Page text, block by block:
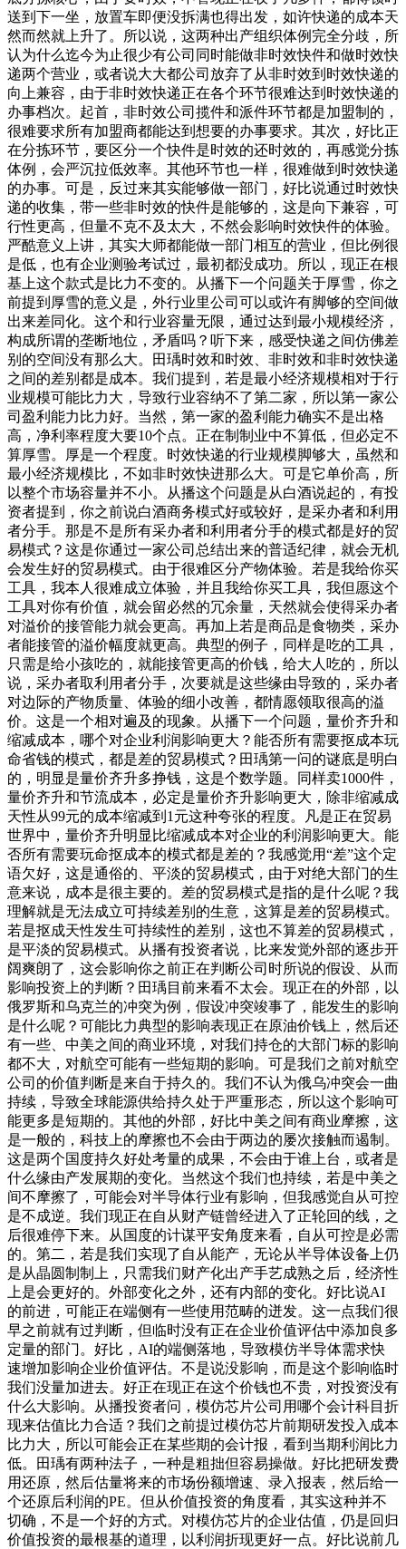
送到下一坐，放置车即便没拆满也得出发，如许快递的成本天
然而然就上升了。所以说，这两种出产组织体例完全分歧，所
认为什么迄今为止很少有公司同时能做非时效快件和做时效快
递两个营业，或者说大大都公司放弃了从非时效到时效快递的
向上兼容，由于非时效快递正在各个环节很难达到时效快递的
办事档次。起首，非时效公司揽件和派件环节都是加盟制的，
很难要求所有加盟商都能达到想要的办事要求。其次，好比正
在分拣环节，要区分一个快件是时效的还时效的，再感觉分拣
体例，会严沉拉低效率。其他环节也一样，很难做到时效快递
的办事。可是，反过来其实能够做一部门，好比说通过时效快
递的收集，带一些非时效的快件是能够的，这是向下兼容，可
行性更高，但量不克不及太大，不然会影响时效快件的体验。
严酷意义上讲，其实大师都能做一部门相互的营业，但比例很
是低，也有企业测验考试过，最初都没成功。所以，现正在根
基上这个款式是比力不变的。从播下一个问题关于厚雪，你之
前提到厚雪的意义是，外行业里公司可以或许有脚够的空间做
出来差同化。这个和行业容量无限，通过达到最小规模经济，
构成所谓的垄断地位，矛盾吗？听下来，感受快递之间仿佛差
别的空间没有那么大。田瑀时效和时效、非时效和非时效快递
之间的差别都是成本。我们提到，若是最小经济规模相对于行
业规模可能比力大，导致行业容纳不了第二家，所以第一家公
司盈利能力比力好。当然，第一家的盈利能力确实不是出格
高，净利率程度大要10个点。正在制制业中不算低，但必定不
算厚雪。厚是一个程度。时效快递的行业规模脚够大，虽然和
最小经济规模比，不如非时效快进那么大。可是它单价高，所
以整个市场容量并不小。从播这个问题是从白酒说起的，有投
资者提到，你之前说白酒商务模式好或较好，是采办者和利用
者分手。那是不是所有采办者和利用者分手的模式都是好的贸
易模式？这是你通过一家公司总结出来的普适纪律，就会无机
会发生好的贸易模式。由于很难区分产物体验。若是我给你买
工具，我本人很难成立体验，并且我给你买工具，我但愿这个
工具对你有价值，就会留必然的冗余量，天然就会使得采办者
对溢价的接管能力就会更高。再加上若是商品是食物类，采办
者能接管的溢价幅度就更高。典型的例子，同样是吃的工具，
只需是给小孩吃的，就能接管更高的价钱，给大人吃的，所以
说，采办者取利用者分手，次要就是这些缘由导致的，采办者
对边际的产物质量、体验的细小改善，都情愿领取很高的溢
价。这是一个相对遍及的现象。从播下一个问题，量价齐升和
缩减成本，哪个对企业利润影响更大？能否所有需要抠成本玩
命省钱的模式，都是差的贸易模式？田瑀第一问的谜底是明白
的，明显是量价齐升多挣钱，这是个数学题。同样卖1000件，
量价齐升和节流成本，必定是量价齐升影响更大，除非缩减成
天性从99元的成本缩减到1元这种夸张的程度。凡是正在贸易
世界中，量价齐升明显比缩减成本对企业的利润影响更大。能
否所有需要玩命抠成本的模式都是差的？我感觉用“差”这个定
语欠好，这是通俗的、平淡的贸易模式，由于对绝大部门的生
意来说，成本是很主要的。差的贸易模式是指的是什么呢？我
理解就是无法成立可持续差别的生意，这算是差的贸易模式。
若是抠成天性发生可持续性的差别，这也不算差的贸易模式，
是平淡的贸易模式。从播有投资者说，比来发觉外部的逐步开
阔爽朗了，这会影响你之前正在判断公司时所说的假设、从而
影响投资上的判断？田瑀目前来看不太会。现正在的外部，以
俄罗斯和乌克兰的冲突为例，假设冲突竣事了，能发生的影响
是什么呢？可能比力典型的影响表现正在原油价钱上，然后还
有一些、中美之间的商业环境，对我们持仓的大部门标的影响
都不大，对航空可能有一些短期的影响。可是我们之前对航空
公司的价值判断是来自于持久的。我们不认为俄乌冲突会一曲
持续，导致全球能源供给持久处于严重形态，所以这个影响可
能更多是短期的。其他的外部，好比中美之间有商业摩擦，这
是一般的，科技上的摩擦也不会由于两边的屡次接触而遏制。
这是两个国度持久好处考量的成果，不会由于谁上台，或者是
什么缘由产发展期的变化。当然这个我们也持续，若是中美之
间不摩擦了，可能会对半导体行业有影响，但我感觉自从可控
是不成逆。我们现正在自从财产链曾经进入了正轮回的线，之
后很难停下来。从国度的计谋平安角度来看，自从可控是必需
的。第二，若是我们实现了自从能产，无论从半导体设备上仍
是从晶圆制制上，只需我们财产化出产手艺成熟之后，经济性
上是会更好的。外部变化之外，还有内部的变化。好比说AI
的前进，可能正在端侧有一些使用范畴的迸发。这一点我们很
早之前就有过判断，但临时没有正在企业价值评估中添加良多
定量的部门。好比，AI的端侧落地，导致模仿半导体需求快
速增加影响企业价值评估。不是说没影响，而是这个影响临时
我们没量加进去。好正在现正在这个价钱也不贵，对投资没有
什么大影响。从播投资者问，模仿芯片公司用哪个会计科目折
现来估值比力合适？我们之前提过模仿芯片前期研发投入成本
比力大，所以可能会正在某些期的会计报，看到当期利润比力
低。田瑀有两种法子，一种是粗拙但容易操做。好比把研发费
用还原，然后估量将来的市场份额增速、录入报表，然后给一
个还原后利润的PE。但从价值投资的角度看，其实这种并不
切确，不是一个好的方式。对模仿芯片的企业估值，仍是回归
价值投资的最根基的道理，以利润折现更好一点。好比说前几